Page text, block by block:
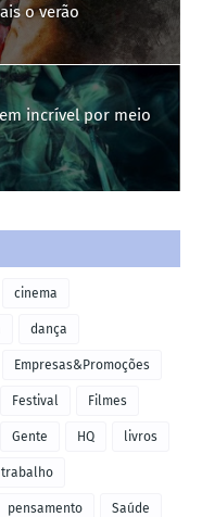
o verão
incrível por meio
cinema
dança
Empresas&Promoções
Festival Filmes
Gente HQ livros
trabalho
pensamento Saúde